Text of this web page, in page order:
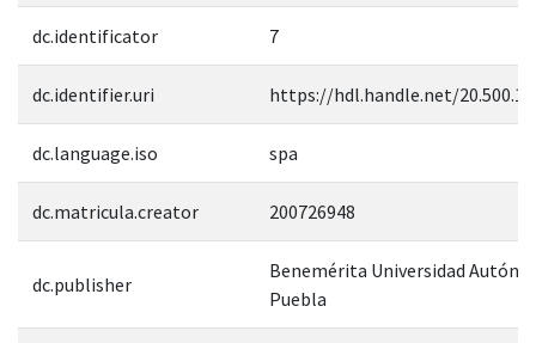
dc.identificator 7
dc.identifier.uri https://hdl.handle.net/
dc.language.iso spa
dc.matricula.creator 200726948
dc.publisher
Benemérita Universidad
Puebla